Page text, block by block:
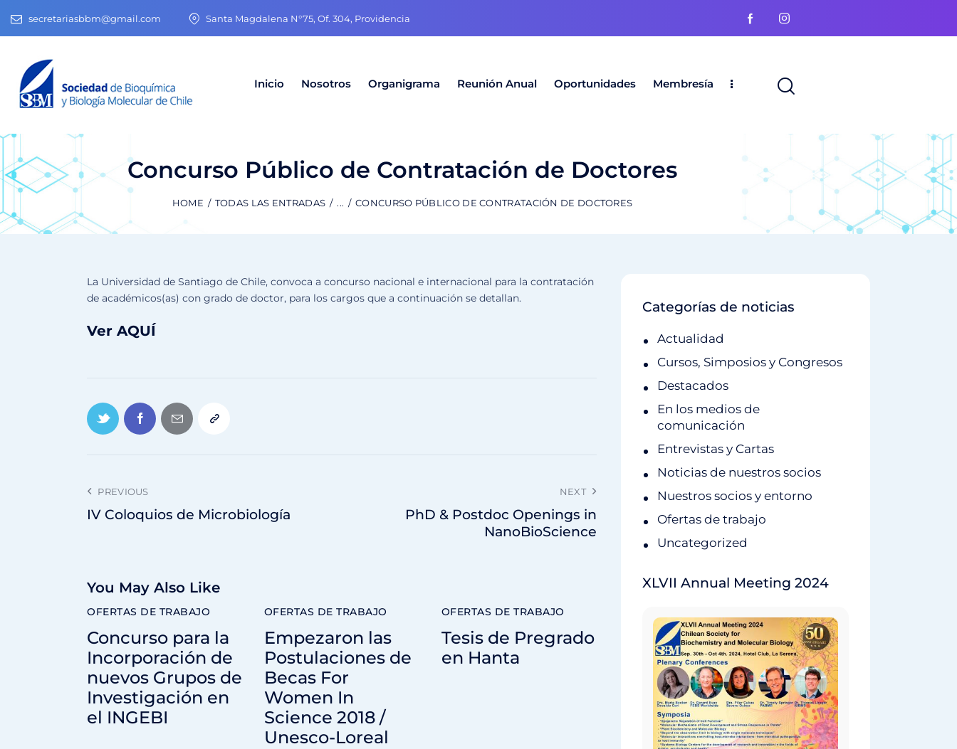
secretariasbbm@gmail.com Santa Magdalena N°75, Of. 304, Providencia
Inicio Nosotros Organigrama Reunión Anual Oportunidades Membresía
Concurso Público de Contratación de Doctores
HOME TODAS LAS ENTRADAS ... CONCURSO PÚBLICO DE CONTRATACIÓN DE DOCTORES
La Universidad de Santiago de Chile, convoca a concurso nacional e internacional para la contratación
de académicos(as) con grado de doctor, para los cargos que a continuación se detallan.
Ver AQUÍ
PREVIOUS
IV Coloquios de Microbiología
NEXT
PhD & Postdoc Openings in
NanoBioScience
You May Also Like
OFERTAS DE TRABAJO
Concurso para la
Incorporación de
nuevos Grupos de
Investigación en
el INGEBI
OFERTAS DE TRABAJO
Empezaron las
Postulaciones de
Becas For
Women In
Science 2018 /
Unesco-Loreal
OFERTAS DE TRABAJO
Tesis de Pregrado
en Hanta
Categorías de noticias
Actualidad
Cursos, Simposios y Congresos
Destacados
En los medios de
comunicación
Entrevistas y Cartas
Noticias de nuestros socios
Nuestros socios y entorno
Ofertas de trabajo
Uncategorized
XLVII Annual Meeting 2024